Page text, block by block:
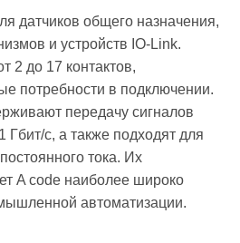
датчиков общего назначения,
и устройств IO-Link.
2 до 17 контактов,
потребности в подключении.
передачу сигналов
Гбит/с, а также подходят для
тока. Их
A code наиболее широко
автоматизации.